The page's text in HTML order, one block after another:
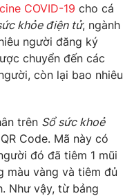
video
Thể thao
COVID-19 cho cá
khỏe điện tử, ngành
người đăng ký
chuyển đến các
còn lại bao nhiêu
trên Sổ sức khoẻ
Code. Mã này có
đó đã tiêm 1 mũi
màu vàng và tiêm đủ
Như vậy, từ bảng